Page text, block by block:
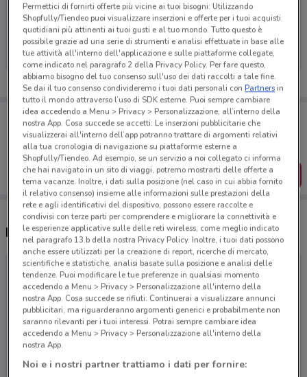
Ci dispiace, al momento non abbiamo pubblicato
volantini nella tua zona. Riprova più tardi.
Porta DoveConviene sempre con te!
Puoi trovare le migliori offerte dei negozi vicino a te,
salvarle e creare la tua lista del risparmio, comodamente
dal tuo cellulare.
SCARICA L’APP
Negozi Mesauda a Fiumicino
Permettici di fornirti offerte più vicine ai tuoi bisogni: Utilizzando
Shopfully/Tiendeo puoi visualizzare inserzioni e offerte per i tuoi acquisti
quotidiani più attinenti ai tuoi gusti e al tuo mondo. Tutto questo è
possibile grazie ad una serie di strumenti e analisi effettuate in base alle
tue attività all'interno dell'applicazione e sulle piattaforme collegate,
come indicato nel paragrafo 2 della Privacy Policy. Per fare questo,
abbiamo bisogno del tuo consenso sull'uso dei dati raccolti a tale fine.
Se dai il tuo consenso condivideremo i tuoi dati personali conPartnersin
tutto il mondo attraverso l’uso di SDK esterne. Puoi sempre cambiare
idea accedendo a Menu > Privacy > Personalizzazione, all’interno della
nostra App. Cosa succede se accetti: Le inserzioni pubblicitarie che
visualizzerai all'interno dell’app potranno trattare di argomenti relativi
alla tua cronologia di navigazione su piattaforme esterne a
Shopfully/Tiendeo. Ad esempio, se un servizio a noi collegato ci informa
che hai navigato in un sito di viaggi, potremo mostrarti delle offerte a
tema vacanze. Inoltre, i dati sulla posizione (nel caso in cui abbia fornito
il relativo consenso) insieme alle informazioni sulle prestazioni della
rete e agli identificativi del dispositivo, possono essere raccolte e
condivisi con terze parti per comprendere e migliorare la connettività e
le esperienze applicative sulle delle reti wireless, come meglio indicato
nel paragrafo 13.b della nostra Privacy Policy. Inoltre, i tuoi dati possono
anche essere utilizzati per la creazione di report, ricerche di mercato,
scientifiche e statistiche, analisi basate sulla posizione e analisi delle
tendenze. Puoi modificare le tue preferenze in qualsiasi momento
accedendo a Menu > Privacy > Personalizzazione all'interno della
nostra App. Cosa succede se rifiuti: Continuerai a visualizzare annunci
pubblicitari, ma riguarderanno argomenti generici e probabilmente non
saranno rilevanti per i tuoi interessi. Potrai sempre cambiare idea
accedendo a Menu > Privacy > Personalizzazione all'interno della
nostra App.
Noi e i nostri partner trattiamo i dati per fornire: